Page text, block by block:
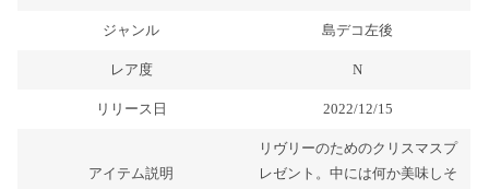
ジャンル 島デコ左後
レア度 N
リリース日 2022/12/15
アイテム説明
リヴリーのためのクリスマスプ
レゼント。中には何か美味しそ